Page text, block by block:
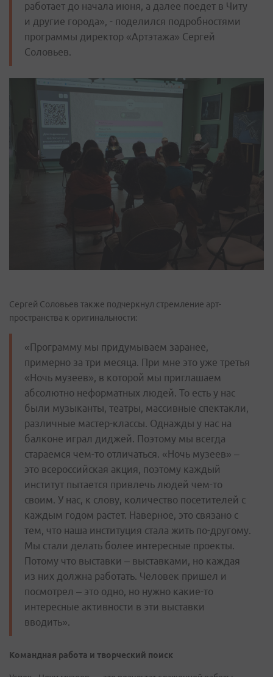
работает до начала июня, а далее поедет в Читу
и другие города», - поделился подробностями
программы директор «Артэтажа» Сергей
Соловьев.
Сергей Соловьев также подчеркнул стремление арт-
пространства к оригинальности:
«Программу мы придумываем заранее,
примерно за три месяца. При мне это уже третья
«Ночь музеев», в которой мы приглашаем
абсолютно неформатных людей. То есть у нас
были музыканты, театры, массивные спектакли,
различные мастер-классы. Однажды у нас на
балконе играл диджей. Поэтому мы всегда
стараемся чем-то отличаться. «Ночь музеев» –
это всероссийская акция, поэтому каждый
институт пытается привлечь людей чем-то
своим. У нас, к слову, количество посетителей с
каждым годом растет. Наверное, это связано с
тем, что наша институция стала жить по-другому.
Мы стали делать более интересные проекты.
Потому что выставки – выставками, но каждая
из них должна работать. Человек пришел и
посмотрел – это одно, но нужно какие-то
интересные активности в эти выставки
вводить».
Командная работа и творческий поиск